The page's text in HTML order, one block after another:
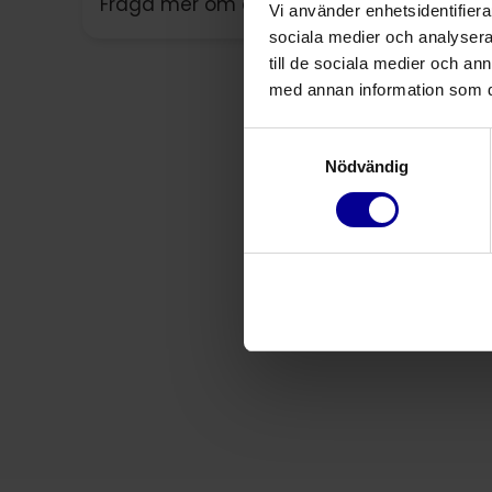
Vi använder
sociala medier och
till de sociala medier och
med annan information som
Nödvändig